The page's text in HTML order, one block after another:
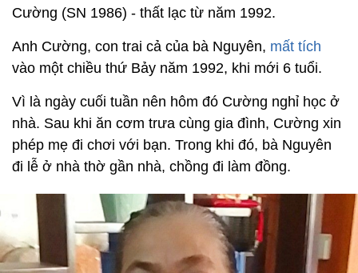
Cường (SN 1986) - thất lạc từ năm 1992.
Anh Cường, con trai cả của bà Nguyên, mất tích
vào một chiều thứ Bảy năm 1992, khi mới 6 tuổi.
Vì là ngày cuối tuần nên hôm đó Cường nghỉ học ở
nhà. Sau khi ăn cơm trưa cùng gia đình, Cường xin
phép mẹ đi chơi với bạn. Trong khi đó, bà Nguyên
đi lễ ở nhà thờ gần nhà, chồng đi làm đồng.